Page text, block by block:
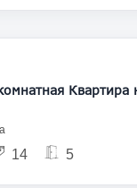
Продается 5
14 5